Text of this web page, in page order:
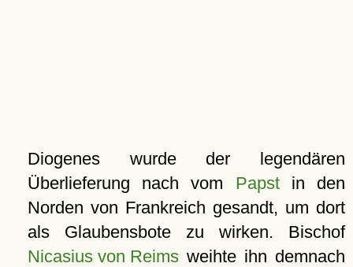
Diogenes wurde der legendären
Überlieferung nach vom Papstin den
Norden von Frankreich gesandt, um dort
als Glaubensbote zu wirken. Bischof
Nicasius von Reimsweihte ihn demnach